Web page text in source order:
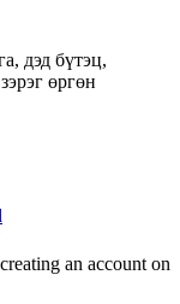
дэд бүтэц,
өргөн
an account on